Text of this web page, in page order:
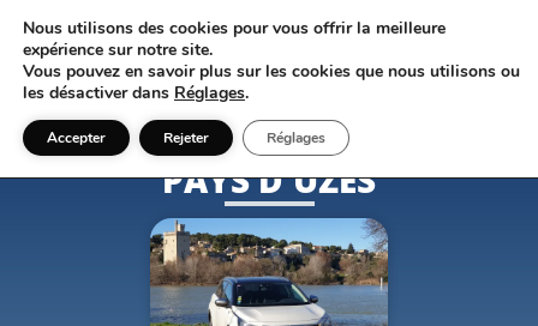
07 81 91 76 90
RÉSERVER UN TAXI DANS LE
PAYS D'UZÈS
Nous utilisons des cookies pour vous offrir la meilleure
expérience sur notre site.
Vous pouvez en savoir plus sur les cookies que nous utilisons ou
les désactiver dans Réglages.
Accepter Rejeter Réglages